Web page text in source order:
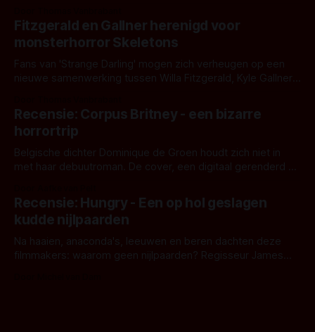
kille stijl vol folklore en mythe. Het topic deze keer is (kon
het het al raden?)... de weerwolf. Kijk je mee?
Fitzgerald en Gallner herenigd voor
monsterhorror Skeletons
Fans van 'Strange Darling' mogen zich verheugen op een
nieuwe samenwerking tussen Willa Fitzgerald, Kyle Gallner
'Skeletons', een nieuwe creature feature waarvoor de
opnames zijn gestart in Australië.
Recensie: Corpus Britney - een bizarre
horrortrip
Belgische dichter Dominique de Groen houdt zich niet in
met haar debuutroman. De cover, een digitaal gerenderd en
achtergrond, belooft iets kleurrijks maar onheilspellends,
iets ongrijpbaars. En dat maakt De Groen met ieder woord
waar.
Recensie: Hungry - Een op hol geslagen
kudde nijlpaarden
Na haaien, anaconda's, leeuwen en beren dachten deze
filmmakers: waarom geen nijlpaarden? Regisseur James